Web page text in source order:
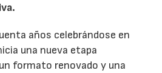
años celebrándose en
una nueva etapa
formato renovado y una